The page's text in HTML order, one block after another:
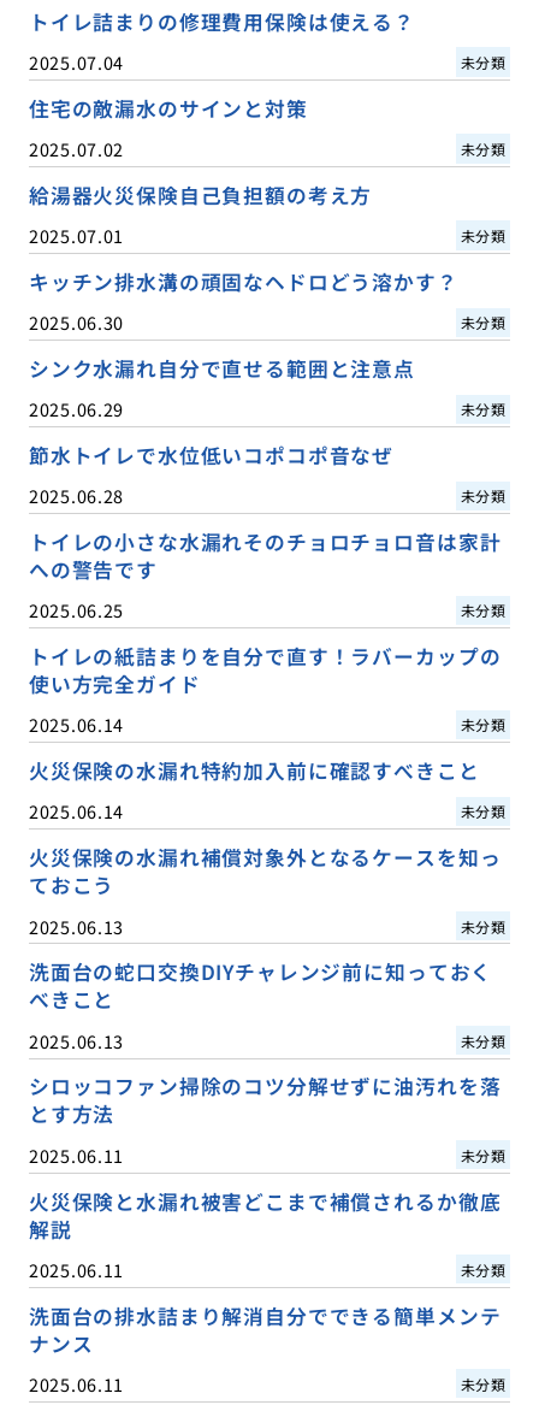
トイレ詰まりの修理費用保険は使える？
2025.07.04 未分類
住宅の敵漏水のサインと対策
2025.07.02 未分類
給湯器火災保険自己負担額の考え方
2025.07.01 未分類
キッチン排水溝の頑固なヘドロどう溶かす？
2025.06.30 未分類
シンク水漏れ自分で直せる範囲と注意点
2025.06.29 未分類
節水トイレで水位低いコポコポ音なぜ
2025.06.28 未分類
トイレの小さな水漏れそのチョロチョロ音は家計
への警告です
2025.06.25 未分類
トイレの紙詰まりを自分で直す！ラバーカップの
使い方完全ガイド
2025.06.14 未分類
火災保険の水漏れ特約加入前に確認すべきこと
2025.06.14 未分類
火災保険の水漏れ補償対象外となるケースを知っ
ておこう
2025.06.13 未分類
洗面台の蛇口交換DIYチャレンジ前に知っておく
べきこと
2025.06.13 未分類
シロッコファン掃除のコツ分解せずに油汚れを落
とす方法
2025.06.11 未分類
火災保険と水漏れ被害どこまで補償されるか徹底
解説
2025.06.11 未分類
洗面台の排水詰まり解消自分でできる簡単メンテ
ナンス
2025.06.11 未分類